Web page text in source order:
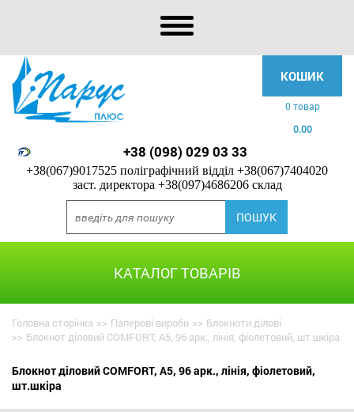
КОШИК
0 товар
0.00
+38 (098) 029 03 33
+38(067)9017525 поліграфічний відділ +38(067)7404020
заст. директора +38(097)4686206 склад
КАТАЛОГ ТОВАРІВ
Головна сторінка >> Паперові вироби >> Блокноти ділові
>> Блокнот діловий COMFORT, А5, 96 арк., лінія, фіолетовий, шт.шкіра
Блокнот діловий COMFORT, А5, 96 арк., лінія, фіолетовий,
шт.шкіра